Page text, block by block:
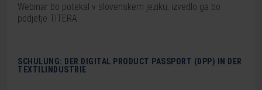
Webinar bo potekal v slovenskem jeziku, izvedlo ga bo
podjetje TITERA.
SCHULUNG: DER DIGITAL PRODUCT PASSPORT (DPP) IN DER
TEXTILINDUSTRIE